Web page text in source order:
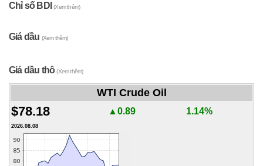
Chỉ số BDI(Xem thêm)
Giá dầu (Xem thêm)
Giá dầu thô(Xem thêm)
WTI Crude Oil
$78.18 ▲0.89 1.14%
2026.08.08